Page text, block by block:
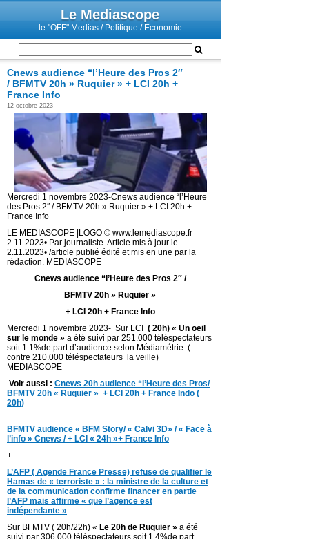
Le Mediascope
le "OFF" Medias / Politique / Economie
Cnews audience “l’Heure des Pros 2″
/ BFMTV 20h » Ruquier » + LCI 20h +
France Info
12 octobre 2023
Mercredi 1 novembre 2023-Cnews audience “l’Heure
des Pros 2″ / BFMTV 20h » Ruquier » + LCI 20h +
France Info
LE MEDIASCOPE |LOGO © www.lemediascope.fr
2.11.2023• Par journaliste. Article mis à jour le
2.11.2023• /article publié édité et mis en une par la
rédaction. MEDIASCOPE
Cnews audience “l’Heure des Pros 2″ /
BFMTV 20h » Ruquier »
+ LCI 20h + France Info
Mercredi 1 novembre 2023- Sur LCI ( 20h) « Un oeil
sur le monde » a été suivi par 251.000 téléspectateurs
soit 1.1%de part d’audience selon Médiamétrie. (
contre 210.000 téléspectateurs la veille)
MEDIASCOPE
Voir aussi : Cnews 20h audience “l’Heure des Pros/
BFMTV 20h « Ruquier » + LCI 20h + France Indo (
20h)
BFMTV audience « BFM Story/ « Calvi 3D» / « Face à
l’info » Cnews / + LCI « 24h »+ France Info
+
L’AFP ( Agende France Presse) refuse de qualifier le
Hamas de « terroriste » : la ministre de la culture et
de la communication confirme financer en partie
l’AFP mais affirme « que l’agence est
indépendante »
Sur BFMTV ( 20h/22h) « Le 20h de Ruquier » a été
suivi par 306.000 téléspectateurs soit 1.4%de part